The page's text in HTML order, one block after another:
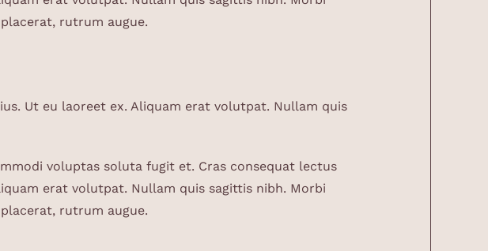
rutrum augue.
Ut eu laoreet ex. Aliquam erat volutpat. Nullam quis
voluptas soluta fugit et. Cras consequat lectus
erat volutpat. Nullam quis sagittis nibh. Morbi
rutrum augue.